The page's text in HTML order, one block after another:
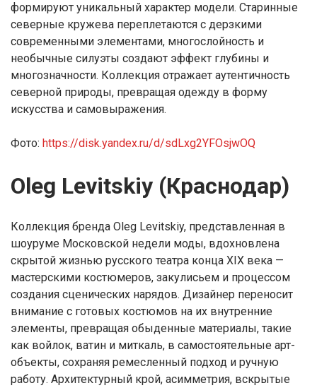
формируют уникальный характер модели. Старинные
северные кружева переплетаются с дерзкими
современными элементами, многослойность и
необычные силуэты создают эффект глубины и
многозначности. Коллекция отражает аутентичность
северной природы, превращая одежду в форму
искусства и самовыражения.
Фото: https://disk.yandex.ru/d/sdLxg2YFOsjwOQ
Oleg Levitskiy (Краснодар)
Коллекция бренда Oleg Levitskiy, представленная в
шоуруме Московской недели моды, вдохновлена
скрытой жизнью русского театра конца XIX века —
мастерскими костюмеров, закулисьем и процессом
создания сценических нарядов. Дизайнер переносит
внимание с готовых костюмов на их внутренние
элементы, превращая обыденные материалы, такие
как войлок, ватин и миткаль, в самостоятельные арт-
объекты, сохраняя ремесленный подход и ручную
работу. Архитектурный крой, асимметрия, вскрытые